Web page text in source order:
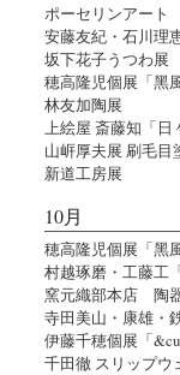
ポーセリンアー
安藤友紀・石川理
坂下花子うつわ展
穂高隆児個展「黑
林友加陶展
上絵屋 斎藤知「日
山㟁厚夫展 刷毛目
新道工房展
10月
穂高隆児個展「黑
村越琢磨・工藤工
窯元織部本店 陶
寺田美山・康雄・
伊藤千穂個展「
千田徹 スリップウ